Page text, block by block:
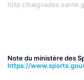
http://
Note du ministère des
https://